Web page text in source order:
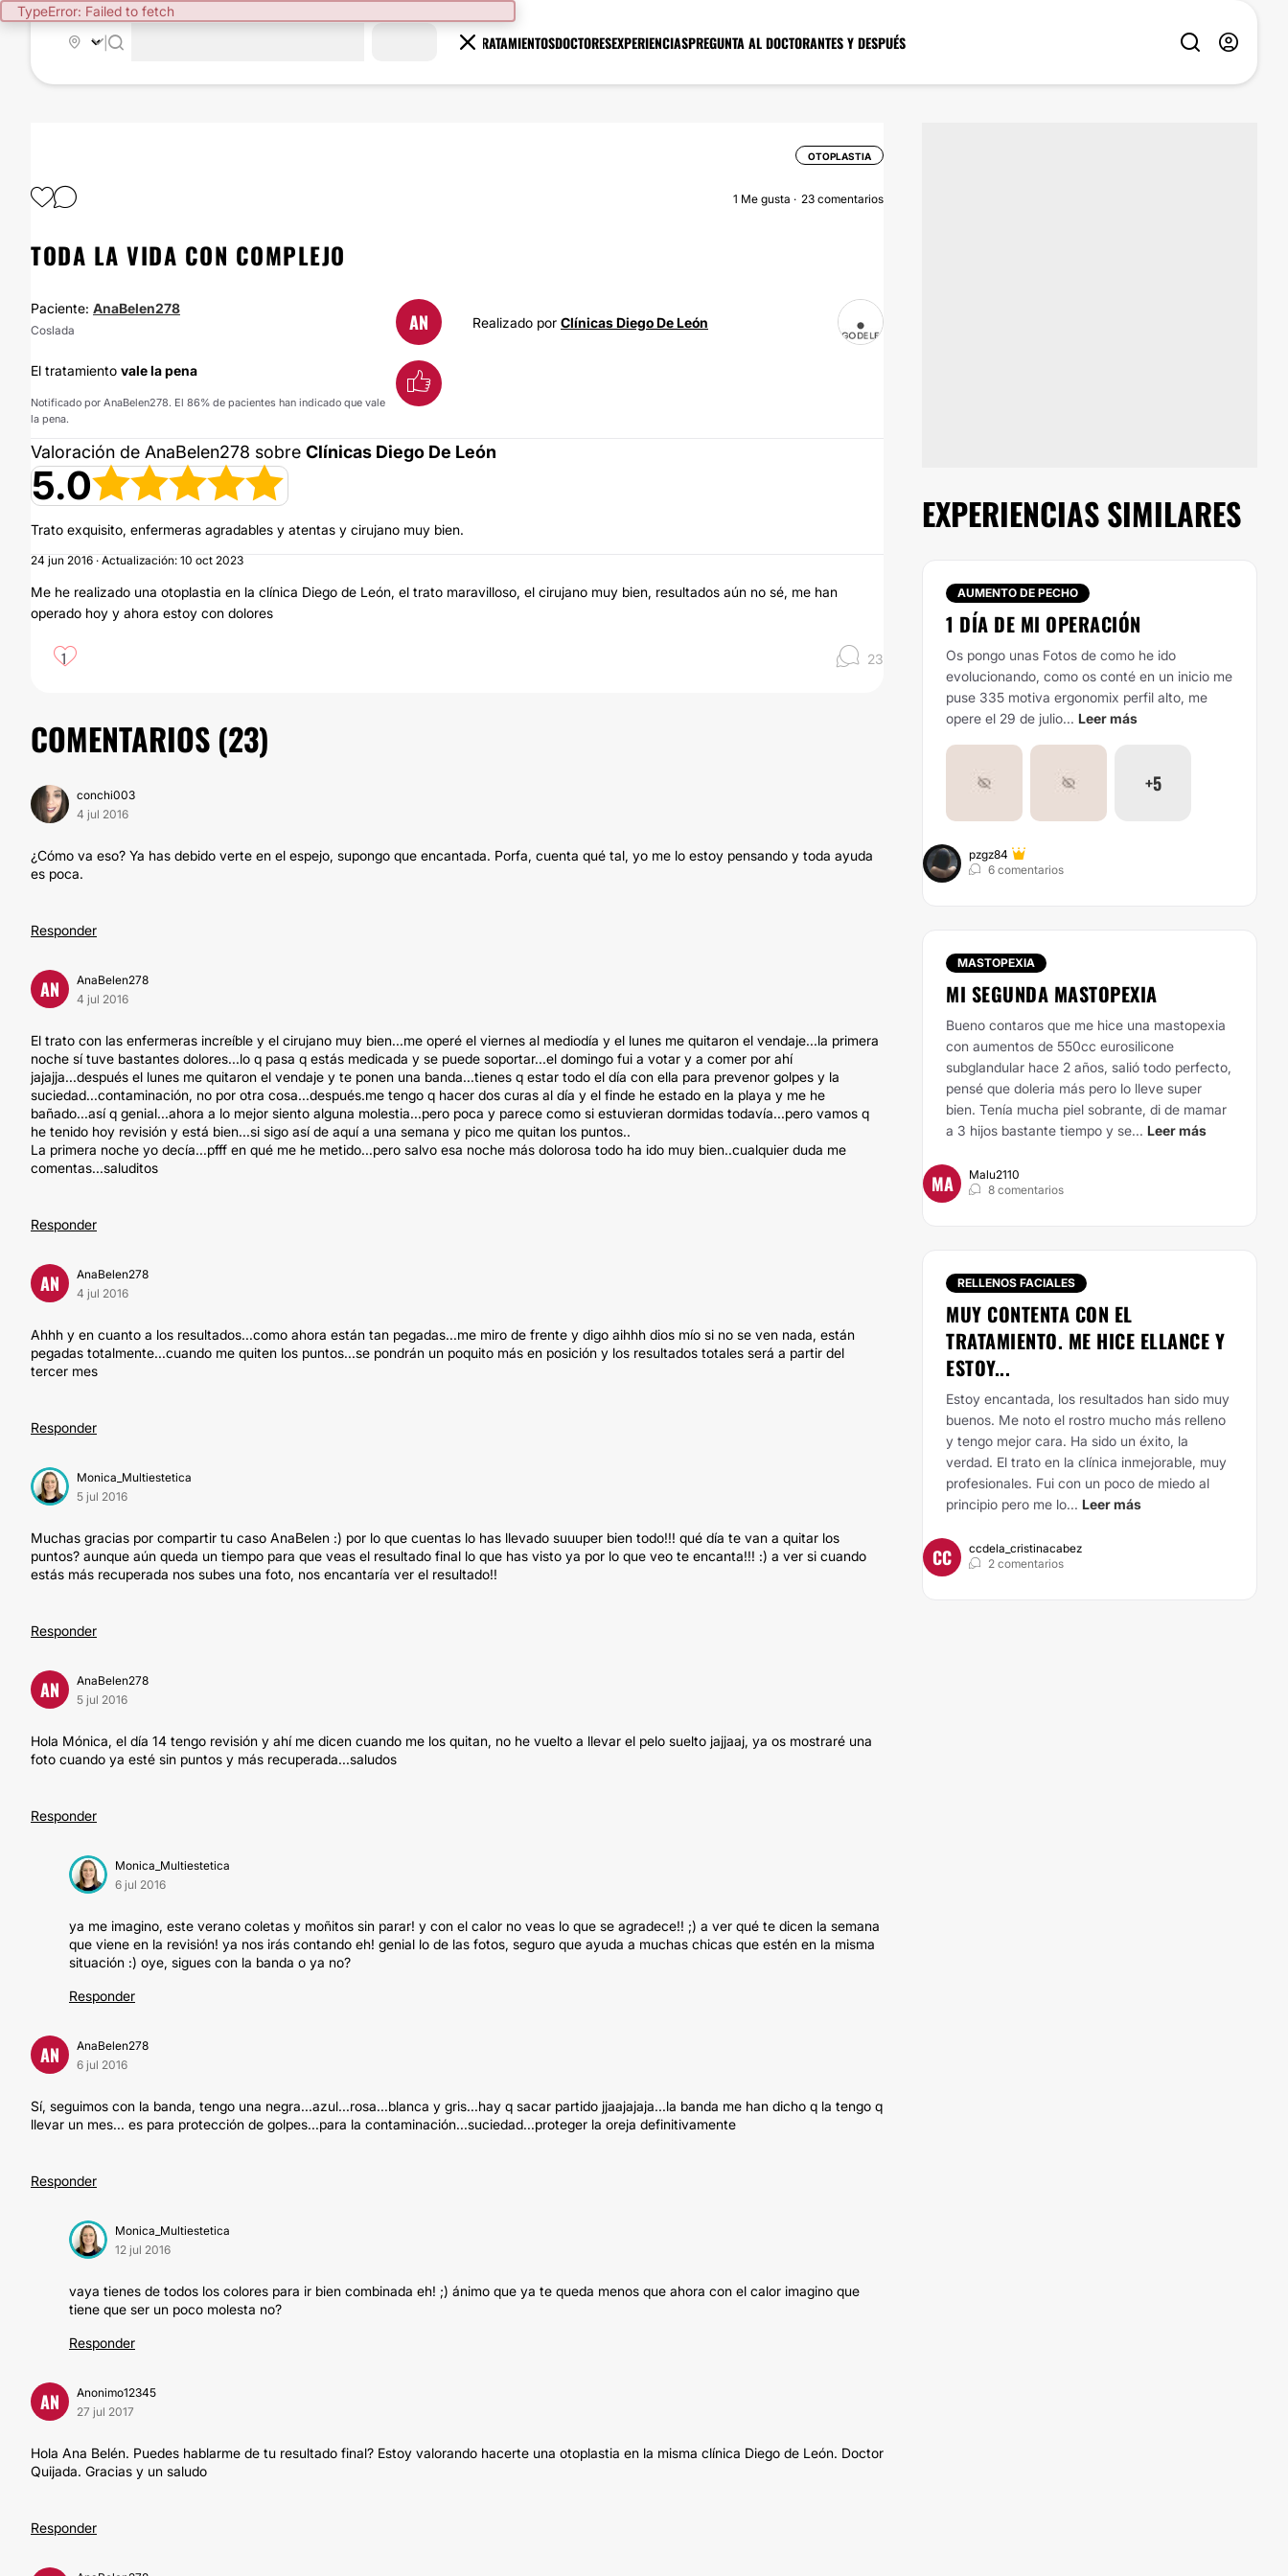
TypeError: Failed to fetch
TRATAMIENTOSDOCTORESEXPERIENCIASPREGUNTA AL DOCTORANTES Y DESPUÉS
OTOPLASTIA
1 Me gusta 23 comentarios
TODA LA VIDA CON COMPLEJO
Paciente: AnaBelen278
Coslada AN Realizado por Clínicas Diego De León
El tratamiento vale la pena
Notificado por AnaBelen278. El 86% de pacientes han indicado que vale
la pena.
Valoración de AnaBelen278 sobre Clínicas Diego De León
5.0
Trato exquisito, enfermeras agradables y atentas y cirujano muy bien.
24 jun 2016 · Actualización: 10 oct 2023
Me he realizado una otoplastia en la clínica Diego de León, el trato maravilloso, el cirujano muy bien, resultados aún no sé, me han
operado hoy y ahora estoy con dolores
1 23
COMENTARIOS (23)
conchi003
4 jul 2016
¿Cómo va eso? Ya has debido verte en el espejo, supongo que encantada. Porfa, cuenta qué tal, yo me lo estoy pensando y toda ayuda
es poca.
Responder
AN
AnaBelen278
4 jul 2016
El trato con las enfermeras increíble y el cirujano muy bien...me operé el viernes al mediodía y el lunes me quitaron el vendaje...la primera
noche sí tuve bastantes dolores...lo q pasa q estás medicada y se puede soportar...el domingo fui a votar y a comer por ahí
jajajja...después el lunes me quitaron el vendaje y te ponen una banda...tienes q estar todo el día con ella para prevenor golpes y la
suciedad...contaminación, no por otra cosa...después.me tengo q hacer dos curas al día y el finde he estado en la playa y me he
bañado...así q genial...ahora a lo mejor siento alguna molestia...pero poca y parece como si estuvieran dormidas todavía...pero vamos q
he tenido hoy revisión y está bien...si sigo así de aquí a una semana y pico me quitan los puntos..
La primera noche yo decía...pfff en qué me he metido...pero salvo esa noche más dolorosa todo ha ido muy bien..cualquier duda me
comentas...saluditos
Responder
AN
AnaBelen278
4 jul 2016
Ahhh y en cuanto a los resultados...como ahora están tan pegadas...me miro de frente y digo aihhh dios mío si no se ven nada, están
pegadas totalmente...cuando me quiten los puntos...se pondrán un poquito más en posición y los resultados totales será a partir del
tercer mes
Responder
Monica_Multiestetica
5 jul 2016
Muchas gracias por compartir tu caso AnaBelen :) por lo que cuentas lo has llevado suuuper bien todo!!! qué día te van a quitar los
puntos? aunque aún queda un tiempo para que veas el resultado final lo que has visto ya por lo que veo te encanta!!! :) a ver si cuando
estás más recuperada nos subes una foto, nos encantaría ver el resultado!!
Responder
AN
AnaBelen278
5 jul 2016
Hola Mónica, el día 14 tengo revisión y ahí me dicen cuando me los quitan, no he vuelto a llevar el pelo suelto jajjaaj, ya os mostraré una
foto cuando ya esté sin puntos y más recuperada...saludos
Responder
Monica_Multiestetica
6 jul 2016
ya me imagino, este verano coletas y moñitos sin parar! y con el calor no veas lo que se agradece!! ;) a ver qué te dicen la semana
que viene en la revisión! ya nos irás contando eh! genial lo de las fotos, seguro que ayuda a muchas chicas que estén en la misma
situación :) oye, sigues con la banda o ya no?
Responder
AN
AnaBelen278
6 jul 2016
Sí, seguimos con la banda, tengo una negra...azul...rosa...blanca y gris...hay q sacar partido jjaajajaja...la banda me han dicho q la tengo q
llevar un mes... es para protección de golpes...para la contaminación...suciedad...proteger la oreja definitivamente
Responder
Monica_Multiestetica
12 jul 2016
vaya tienes de todos los colores para ir bien combinada eh! ;) ánimo que ya te queda menos que ahora con el calor imagino que
tiene que ser un poco molesta no?
Responder
AN
Anonimo12345
27 jul 2017
Hola Ana Belén. Puedes hablarme de tu resultado final? Estoy valorando hacerte una otoplastia en la misma clínica Diego de León. Doctor
Quijada. Gracias y un saludo
Responder
EXPERIENCIAS SIMILARES
AUMENTO DE PECHO
1 DÍA DE MI OPERACIÓN
Os pongo unas Fotos de como he ido
evolucionando, como os conté en un inicio me
puse 335 motiva ergonomix perfil alto, me
opere el 29 de julio... Leer más
+5
pzgz84
6 comentarios
MASTOPEXIA
MI SEGUNDA MASTOPEXIA
Bueno contaros que me hice una mastopexia
con aumentos de 550cc eurosilicone
subglandular hace 2 años, salió todo perfecto,
pensé que doleria más pero lo lleve super
bien. Tenía mucha piel sobrante, di de mamar
a 3 hijos bastante tiempo y se... Leer más
MA
Malu2110
8 comentarios
RELLENOS FACIALES
MUY CONTENTA CON EL
TRATAMIENTO. ME HICE ELLANCE Y
ESTOY...
Estoy encantada, los resultados han sido muy
buenos. Me noto el rostro mucho más relleno
y tengo mejor cara. Ha sido un éxito, la
verdad. El trato en la clínica inmejorable, muy
profesionales. Fui con un poco de miedo al
principio pero me lo... Leer más
CC
ccdela_cristinacabez
2 comentarios